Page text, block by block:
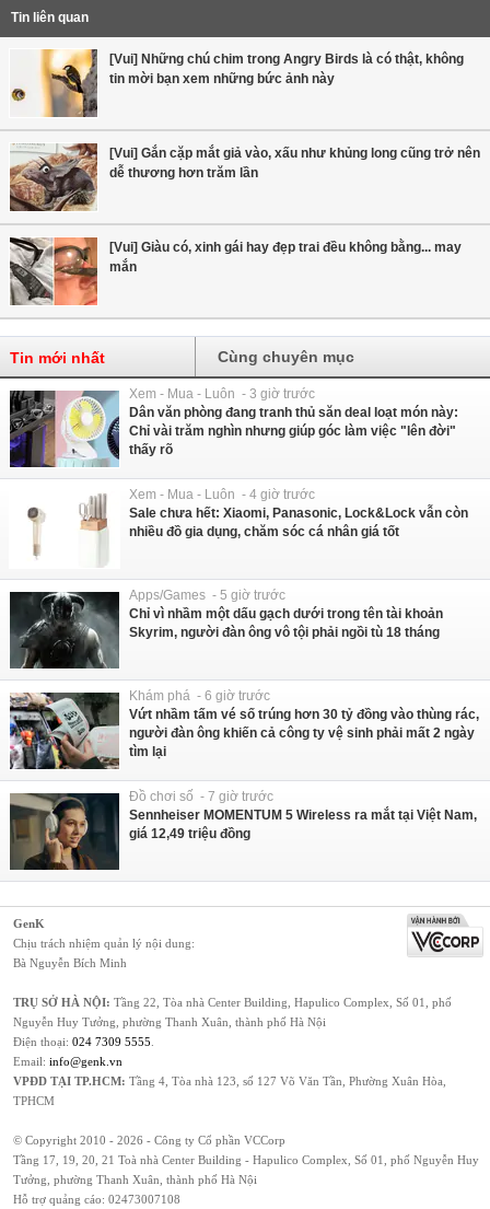
Tin liên quan
[Vui] Những chú chim trong Angry Birds là có thật, không
tin mời bạn xem những bức ảnh này
[Vui] Gắn cặp mắt giả vào, xấu như khủng long cũng trở nên
dễ thương hơn trăm lần
[Vui] Giàu có, xinh gái hay đẹp trai đều không bằng... may
mắn
Tin mới nhất Cùng chuyên mục
Xem - Mua - Luôn - 3 giờ trước
Dân văn phòng đang tranh thủ săn deal loạt món này:
Chỉ vài trăm nghìn nhưng giúp góc làm việc "lên đời"
thấy rõ
Xem - Mua - Luôn - 4 giờ trước
Sale chưa hết: Xiaomi, Panasonic, Lock&Lock vẫn còn
nhiều đồ gia dụng, chăm sóc cá nhân giá tốt
Apps/Games - 5 giờ trước
Chỉ vì nhầm một dấu gạch dưới trong tên tài khoản
Skyrim, người đàn ông vô tội phải ngồi tù 18 tháng
Khám phá - 6 giờ trước
Vứt nhầm tấm vé số trúng hơn 30 tỷ đồng vào thùng rác,
người đàn ông khiến cả công ty vệ sinh phải mất 2 ngày
tìm lại
Đồ chơi số - 7 giờ trước
Sennheiser MOMENTUM 5 Wireless ra mắt tại Việt Nam,
giá 12,49 triệu đồng
GenK
Chịu trách nhiệm quản lý nội dung:
Bà Nguyễn Bích Minh
TRỤ SỞ HÀ NỘI: Tầng 22, Tòa nhà Center Building, Hapulico Complex, Số 01, phố
Nguyễn Huy Tưởng, phường Thanh Xuân, thành phố Hà Nội
Điện thoại: 024 7309 5555
Email: info@genk.vn
VPĐD TẠI TP.HCM: Tầng 4, Tòa nhà 123, số 127 Võ Văn Tần, Phường Xuân Hòa,
TPHCM
© Copyright 2010 - 2026 - Công ty Cổ phần VCCorp
Tầng 17, 19, 20, 21 Toà nhà Center Building - Hapulico Complex, Số 01, phố Nguyễn Huy
Tưởng, phường Thanh Xuân, thành phố Hà Nội
Hỗ trợ quảng cáo: 02473007108